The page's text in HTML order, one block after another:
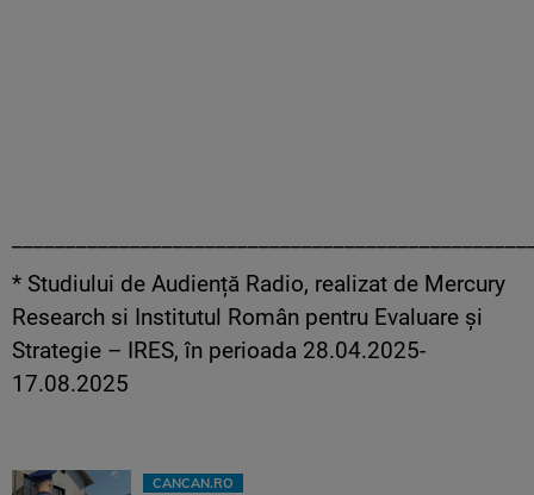
* Studiului de Audiență Radio, realizat de Mercury
Research si Institutul Român pentru Evaluare și
Strategie – IRES, în perioada 28.04.2025-
17.08.2025
CANCAN.RO